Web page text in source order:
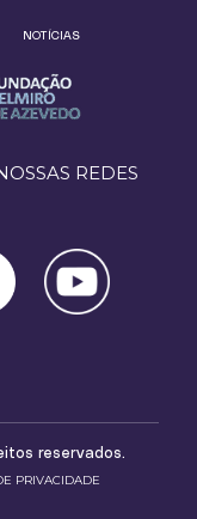
NOTÍCIAS
REDES
reservados.
PRIVACIDADE